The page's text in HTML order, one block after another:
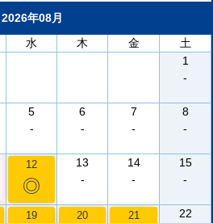
2026年08月
水 木 金
土
1
-
5
-
6
-
7
-
8
-
12
◎
13
-
14
-
15
-
19 20 21
22